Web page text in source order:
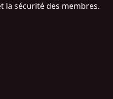
la sécurité des membres.